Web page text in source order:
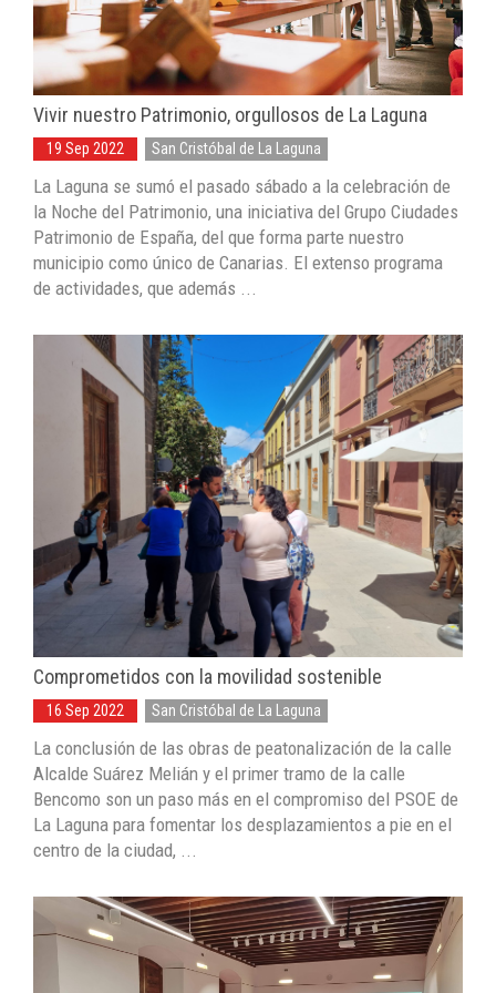
Vivir nuestro Patrimonio, orgullosos de La Laguna
19 Sep 2022 San Cristóbal de La Laguna
La Laguna se sumó el pasado sábado a la celebración de
la Noche del Patrimonio, una iniciativa del Grupo Ciudades
Patrimonio de España, del que forma parte nuestro
municipio como único de Canarias. El extenso programa
de actividades, que además ...
Comprometidos con la movilidad sostenible
16 Sep 2022 San Cristóbal de La Laguna
La conclusión de las obras de peatonalización de la calle
Alcalde Suárez Melián y el primer tramo de la calle
Bencomo son un paso más en el compromiso del PSOE de
La Laguna para fomentar los desplazamientos a pie en el
centro de la ciudad, ...